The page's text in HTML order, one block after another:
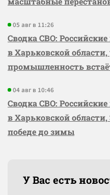
05 авг в 11:26
Сводка СВО:
в Харьковской
промышленность
04 авг в 10:46
Сводка СВО:
в Харьковской
победе до зимы
У Вас есть